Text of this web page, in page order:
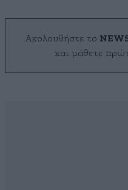
Ακολουθήστε το
και μάθετε